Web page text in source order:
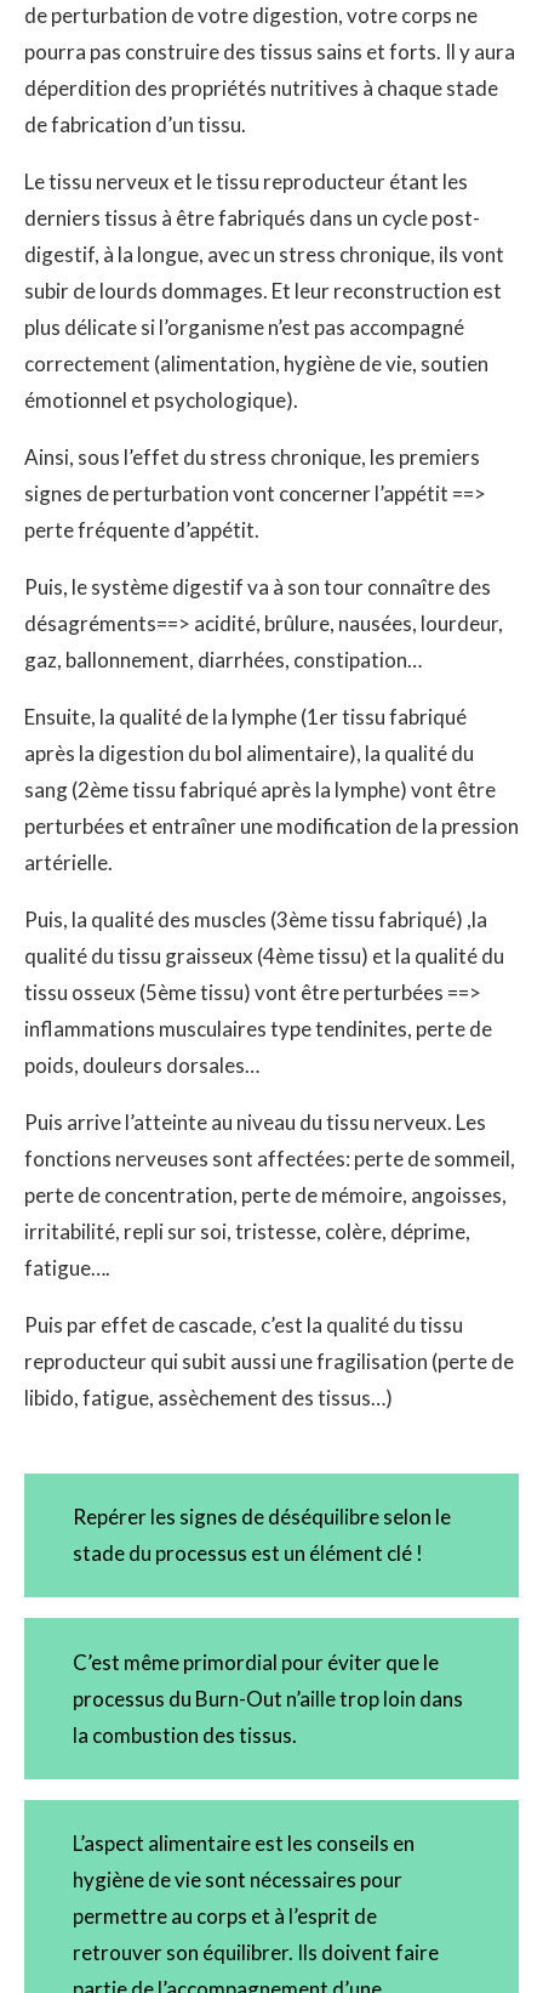
de perturbation de votre digestion, votre corps ne
pourra pas construire des tissus sains et forts. Il y aura
déperdition des propriétés nutritives à chaque stade
de fabrication d’un tissu.
Le tissu nerveux et le tissu reproducteur étant les
derniers tissus à être fabriqués dans un cycle post-
digestif, à la longue, avec un stress chronique, ils vont
subir de lourds dommages. Et leur reconstruction est
plus délicate si l’organisme n’est pas accompagné
correctement (alimentation, hygiène de vie, soutien
émotionnel et psychologique).
Ainsi, sous l’effet du stress chronique, les premiers
signes de perturbation vont concerner l’appétit ==>
perte fréquente d’appétit.
Puis, le système digestif va à son tour connaître des
désagréments==> acidité, brûlure, nausées, lourdeur,
gaz, ballonnement, diarrhées, constipation…
Ensuite, la qualité de la lymphe (1er tissu fabriqué
après la digestion du bol alimentaire), la qualité du
sang (2ème tissu fabriqué après la lymphe) vont être
perturbées et entraîner une modification de la pression
artérielle.
Puis, la qualité des muscles (3ème tissu fabriqué) ,la
qualité du tissu graisseux (4ème tissu) et la qualité du
tissu osseux (5ème tissu) vont être perturbées ==>
inflammations musculaires type tendinites, perte de
poids, douleurs dorsales…
Puis arrive l’atteinte au niveau du tissu nerveux. Les
fonctions nerveuses sont affectées: perte de sommeil,
perte de concentration, perte de mémoire, angoisses,
irritabilité, repli sur soi, tristesse, colère, déprime,
fatigue….
Puis par effet de cascade, c’est la qualité du tissu
reproducteur qui subit aussi une fragilisation (perte de
libido, fatigue, assèchement des tissus…)
Repérer les signes de déséquilibre selon le
stade du processus est un élément clé !
C’est même primordial pour éviter que le
processus du Burn-Out n’aille trop loin dans
la combustion des tissus.
L’aspect alimentaire est les conseils en
hygiène de vie sont nécessaires pour
permettre au corps et à l’esprit de
retrouver son équilibrer. Ils doivent faire